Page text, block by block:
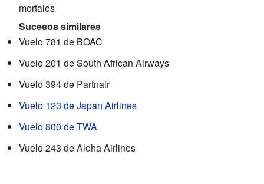
mortales
Sucesos similares
Vuelo 781 de BOAC
Vuelo 201 de South African Airways
Vuelo 394 de Partnair
Vuelo 123 de Japan Airlines
Vuelo 800 de TWA
Vuelo 243 de Aloha Airlines